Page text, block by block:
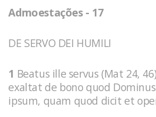
Admoestações - 17
DE SERVO DEI HUMILI
1 Beatus ille servus (Mat 24,
exaltat de bono quod
ipsum, quam quod dicit et